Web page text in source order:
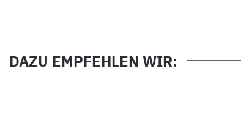
DAZU EMPFEHLEN WIR: